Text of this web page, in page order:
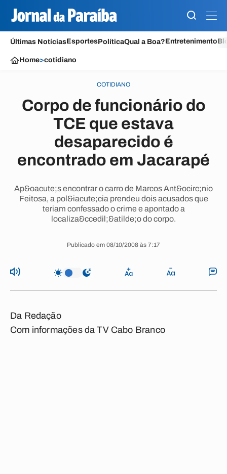
Últimas NotíciasEsportesPolíticaQual a Boa?Entretenimento
Home>cotidiano
COTIDIANO
Corpo de funcionário do
TCE que estava
desaparecido é
encontrado em Jacarapé
Ap&oacute;s encontrar o carro de Marcos Ant&ocirc;nio
Feitosa, a pol&iacute;cia prendeu dois acusados que
teriam confessado o crime e apontado a
localiza&ccedil;&atilde;o do corpo.
Publicado em 08/10/2008 às 7:17
Da Redação
Com informações da TV Cabo Branco